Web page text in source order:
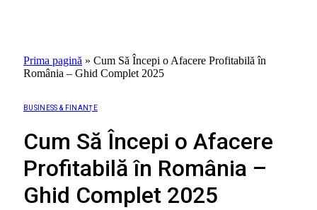
Prima pagină » Cum Să Începi o Afacere Profitabilă în
România – Ghid Complet 2025
BUSINESS & FINANȚE
Cum Să Începi o Afacere
Profitabilă în România –
Ghid Complet 2025